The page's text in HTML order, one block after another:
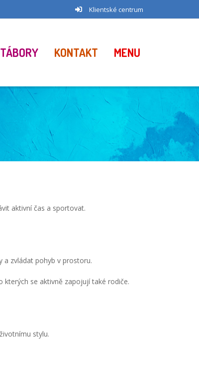
Klientské centrum
TÁBORY KONTAKT MENU
aktivní čas a sportovat.
a zvládat pohyb v prostoru.
se aktivně zapojují také rodiče.
stylu.